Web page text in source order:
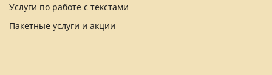
Услуги по работе с текстами
Пакетные услуги и акции